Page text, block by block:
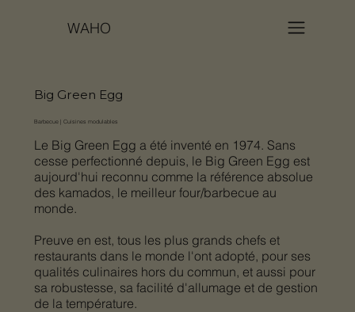
WAHO
Big Green Egg
Barbecue | Cuisines modulables
Le Big Green Egg a été inventé en 1974. Sans
cesse perfectionné depuis, le Big Green Egg est
aujourd'hui reconnu comme la référence absolue
des kamados, le meilleur four/barbecue au
monde.
Preuve en est, tous les plus grands chefs et
restaurants dans le monde l'ont adopté, pour ses
qualités culinaires hors du commun, et aussi pour
sa robustesse, sa facilité d'allumage et de gestion
de la température.